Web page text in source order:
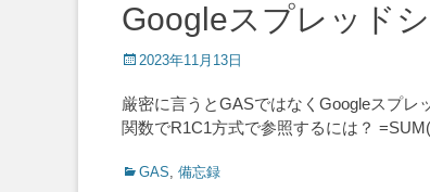
Googleスプレッド
Posted
2023年11月13日
厳密に言うとGASではなくGoogleスプ
関数でR1C1方式で参照するには？
Categories
GAS, 備忘録